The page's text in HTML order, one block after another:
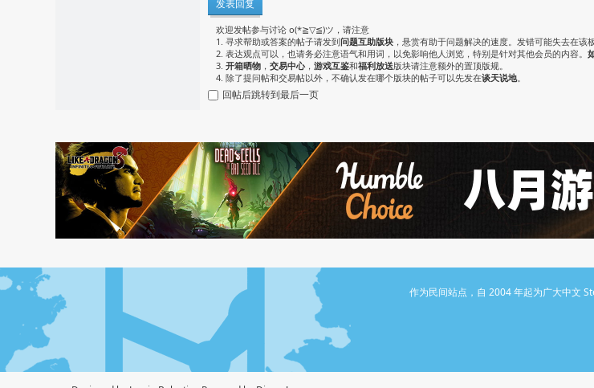
发表回复
欢迎发帖参与讨论 o(*≧▽≦)ツ，请注意
1. 寻求帮助或答案的帖子请发到问题互助版块 ，悬赏有助于问题解决的速度。发错可能失去在该
2. 表达观点可以，也请务必注意语气和用词，以免影响他人浏览，特别是针对其他会员的内容。
3. 开箱晒物 ， 交易中心， 游戏互鉴和福利放送版块请注意额外的置顶版规。
4. 除了提问帖和交易帖以外，不确认发在哪个版块的帖子可以先发在谈天说地。
回帖后跳转到最后一页
作为民间站点，自 2004 年起为广大中文